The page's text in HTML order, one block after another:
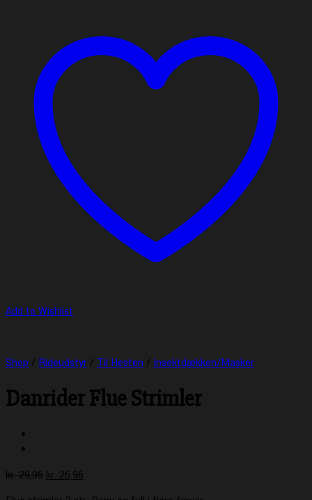
Add to Wishlist
Shop / Rideudstyr / Til Hesten / Insektdækken/Masker
Danrider Flue Strimler
kr.29,95 Den
kr. 26,96